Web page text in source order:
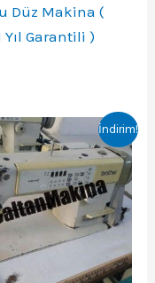
Düz Makina (
Yıl Garantili )
İndirim!